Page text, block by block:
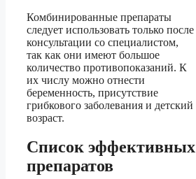
Комбинированные препараты
следует использовать только после
консультации со специалистом,
так как они имеют большое
количество противопоказаний. К
их числу можно отнести
беременность, присутствие
грибкового заболевания и детский
возраст.
Список эффективных
препаратов